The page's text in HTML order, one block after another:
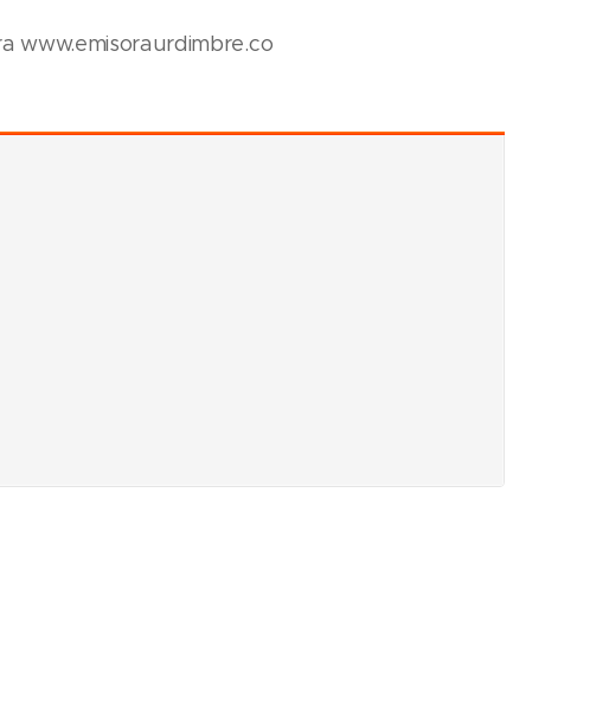
www.emisoraurdimbre.co